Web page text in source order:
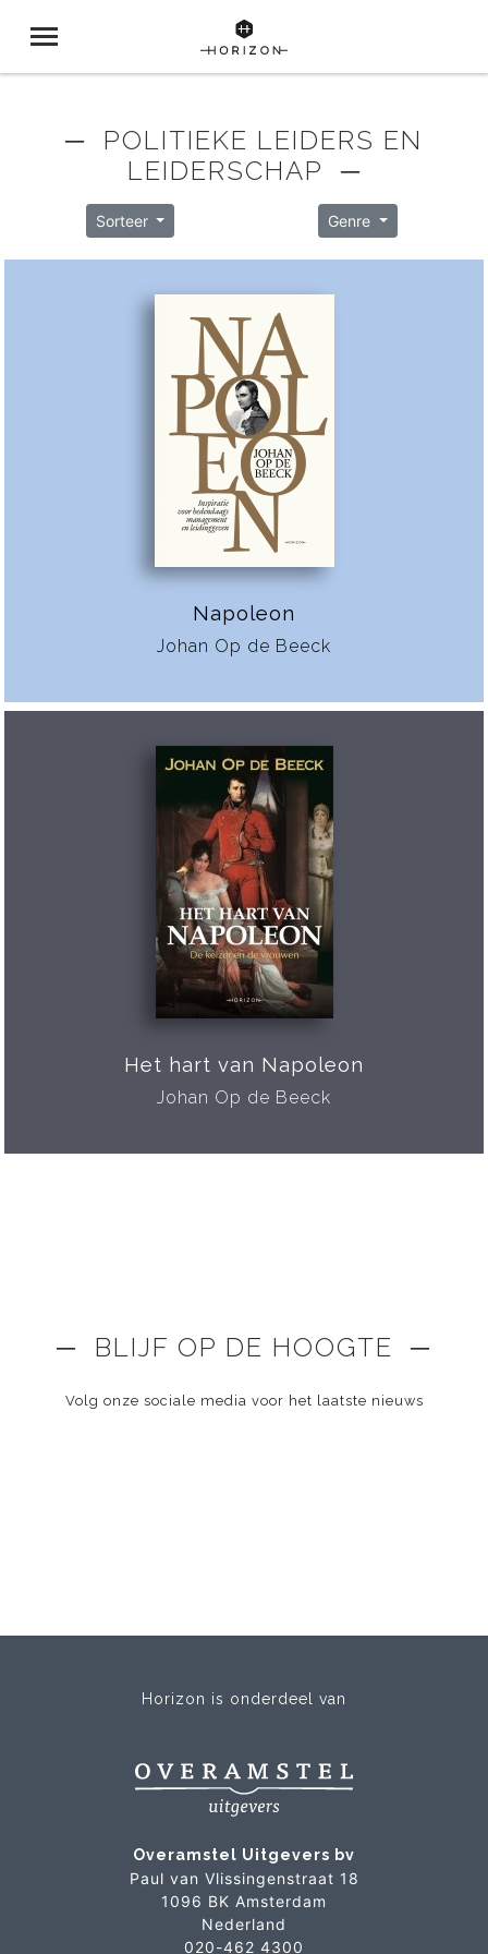
─ POLITIEKE LEIDERS EN
LEIDERSCHAP ─
Sorteer Genre
Napoleon
Johan Op de Beeck
Het hart van Napoleon
Johan Op de Beeck
─ BLIJF OP DE HOOGTE ─
Volg onze sociale media voor het laatste nieuws
Horizon is onderdeel van
Overamstel Uitgevers bv
Paul van Vlissingenstraat 18
1096 BK Amsterdam
Nederland
020-462 4300